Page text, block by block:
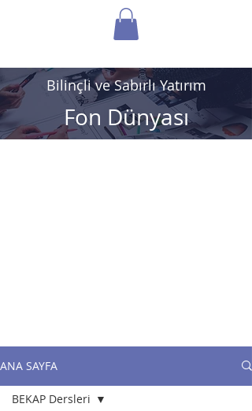
FON DÜNYASI
Bilinçli ve Sabırlı Yatırım
Fon Dünyası
ANA SAYFA
BEKAP Dersleri